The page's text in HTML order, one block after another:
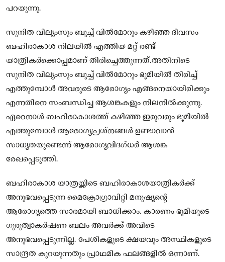
പറയുന്നു.
സുനിത വില്യംസും ബുച്ച് വില്‍മോറും കഴിഞ്ഞ ദിവസം
ബഹിരാകാശ നിലയില്‍ എത്തിയ മറ്റ് രണ്ട്
യാത്രികര്‍ക്കൊപ്പമാണ് തിരിച്ചെത്തുന്നത്.അതിനിടെ
സുനിത വില്യംസും ബുച്ച് വില്‍മോറും ഭൂമിയില്‍ തിരിച്ച്
എത്തുമ്പോള്‍ അവരുടെ ആരോഗ്യം എങ്ങനെയായിരിക്കും
എന്നതിനെ സംബന്ധിച്ച ആശങ്കകളും നിലനിൽക്കുന്നു.
ഏറെനാള്‍ ബഹിരാകാശത്ത് കഴിഞ്ഞ ഇരുവരും ഭൂമിയില്‍
എത്തുമ്പോള്‍ ആരോഗ്യപ്രശ്‌നങ്ങള്‍ ഉണ്ടാവാന്‍
സാധ്യതയുണ്ടെന്ന് ആരോഗ്യവിദഗ്ധര്‍ ആശങ്ക
രേഖപ്പെടുത്തി.
ബഹിരാകാശ യാത്രയ്ക്കിടെ ബഹിരാകാശയാത്രികര്‍ക്ക്
അനുഭവപ്പെടുന്ന മൈക്രോഗ്രാവിറ്റി മനുഷ്യന്റെ
ആരോഗ്യത്തെ സാരമായി ബാധിക്കാം. കാരണം ഭൂമിയുടെ
ഗുരുത്വാകര്‍ഷണ ബലം അവര്‍ക്ക് അവിടെ
അനുഭവപ്പെടുന്നില്ല. പേശികളുടെ ക്ഷയവും അസ്ഥികളുടെ
സാന്ദ്രത കുറയുന്നതും പ്രാഥമിക ഫലങ്ങളില്‍ ഒന്നാണ്.